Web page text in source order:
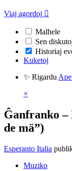
Viaj agordoj 
Malhele
Sen
Historiaj
Kuketoj
✨ Rigardu
×
Ĝanfranko
de mä”)
Esperanto Italia
Muziko